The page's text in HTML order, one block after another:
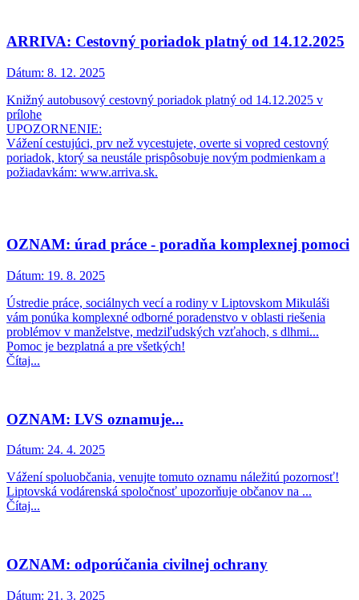
ARRIVA: Cestovný poriadok platný od 14.12.2025
Dátum: 8. 12. 2025
Knižný autobusový cestovný poriadok platný od 14.12.2025 v
prílohe
UPOZORNENIE:
Vážení cestujúci, prv než vycestujete, overte si vopred cestovný
poriadok, ktorý sa neustále prispôsobuje novým podmienkam a
požiadavkám: www.arriva.sk.
OZNAM: úrad práce - poradňa komplexnej pomoci
Dátum: 19. 8. 2025
Ústredie práce, sociálnych vecí a rodiny v Liptovskom Mikuláši
vám ponúka komplexné odborné poradenstvo v oblasti riešenia
problémov v manželstve, medziľudských vzťahoch, s dlhmi...
Pomoc je bezplatná a pre všetkých!
Čítaj...
OZNAM: LVS oznamuje...
Dátum: 24. 4. 2025
Vážení spoluobčania, venujte tomuto oznamu náležitú pozornosť!
Liptovská vodárenská spoločnosť upozorňuje občanov na ...
Čítaj...
OZNAM: odporúčania civilnej ochrany
Dátum: 21. 3. 2025